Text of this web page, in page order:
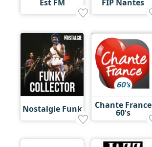
Est FM FIP Nantes
Nostalgie Funk Chante France
60's